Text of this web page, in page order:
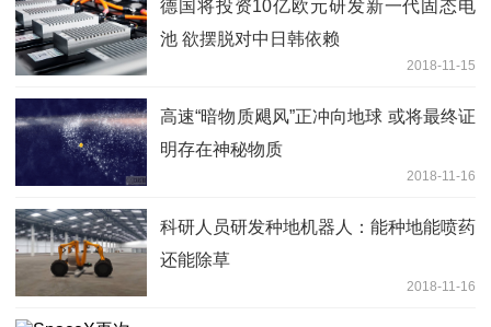
德国将投资10亿欧元研发新一代固态电
池 欲摆脱对中日韩依赖
2018-11-15
高速“暗物质飓风”正冲向地球 或将最终证
明存在神秘物质
2018-11-16
科研人员研发种地机器人：能种地能喷药
还能除草
2018-11-16